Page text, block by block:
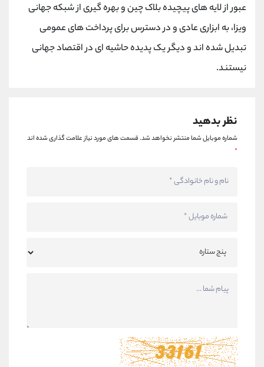
عبور از لایه های پیچیده بلاک چین و بهره گیری از شبکه جهانی
ویزا، به ابزاری عادی و در دسترس برای پرداخت های عمومی
تبدیل شده اند و دیگر یک پدیده حاشیه ای در اقتصاد جهانی
نیستند.
نظر بدهید
شماره موبایل شما منتشر نخواهد شد.قسمت های مورد نیاز علامت گذاری شده اند
*